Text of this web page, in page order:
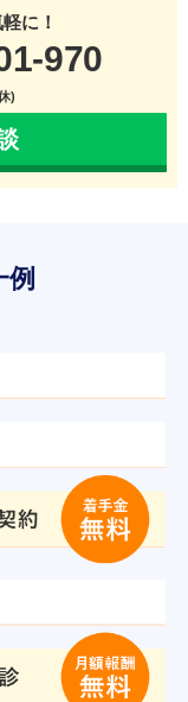
に！
970
)